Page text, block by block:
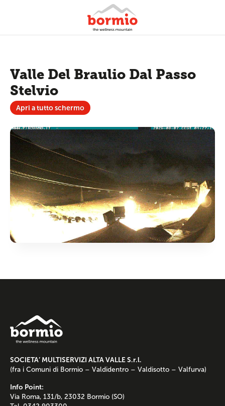
Valle Del Braulio Dal Passo
Stelvio
Apri a tutto schermo
SOCIETA’ MULTISERVIZI ALTA VALLE S.r.l.
(fra i Comuni di Bormio – Valdidentro – Valdisotto – Valfurva)
Info Point:
Via Roma, 131/b, 23032 Bormio (SO)